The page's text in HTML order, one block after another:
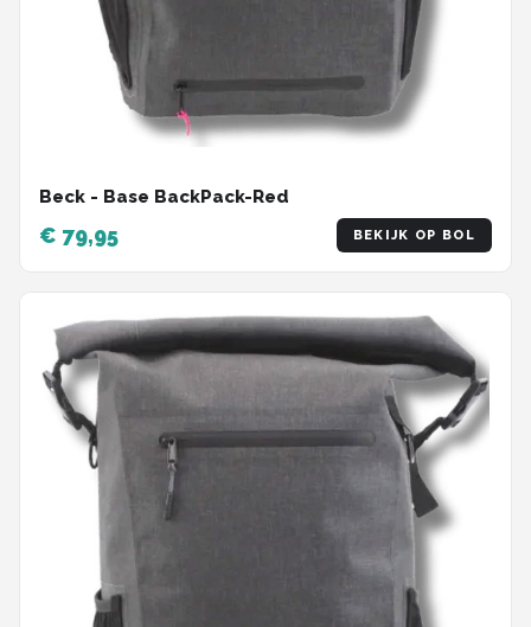
Beck - Base BackPack-Red
€ 79,95 BEKIJK OP BOL